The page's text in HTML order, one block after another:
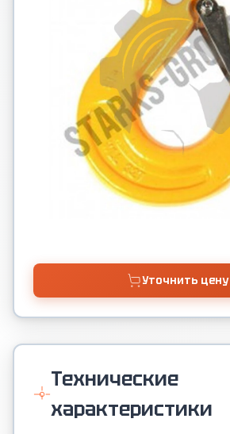
Уточнить цену
Технические
характеристики